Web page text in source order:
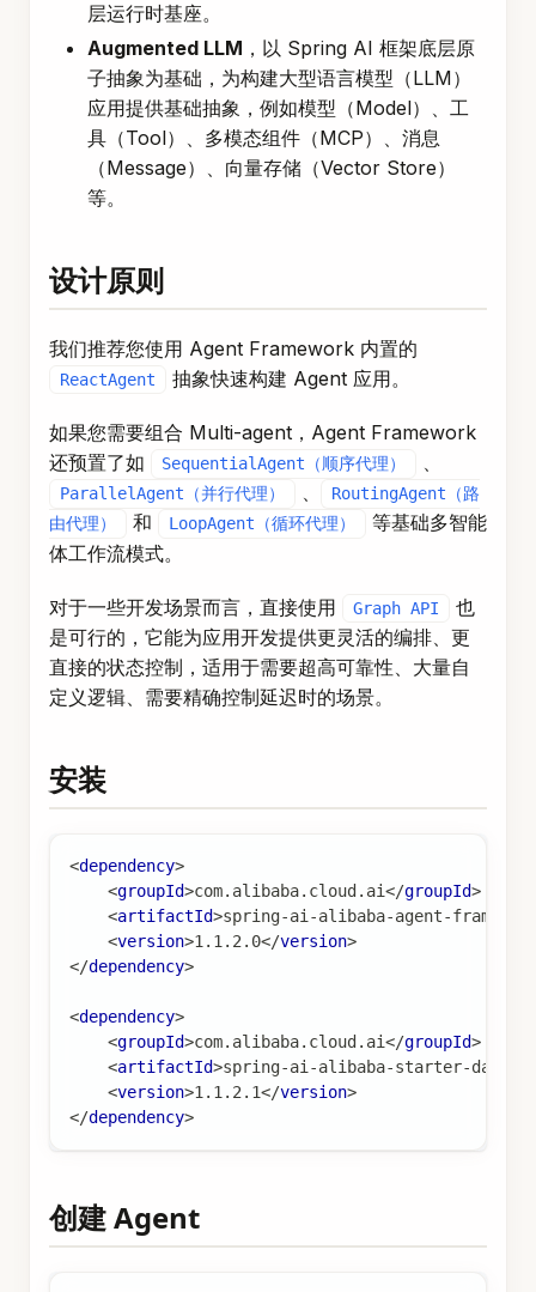
层运行时基座。
Augmented LLM ，以 Spring AI 框架底层原
子抽象为基础，为构建大型语言模型（LLM）
应用提供基础抽象，例如模型（Model）、工
具（Tool）、多模态组件（MCP）、消息
（Message）、向量存储（Vector Store）
等。
设计原则
我们推荐您使用 Agent Framework 内置的
ReactAgent 抽象快速构建 Agent 应用。
如果您需要组合 Multi-agent，Agent Framework
还预置了如
SequentialAgent（顺序代理） 、
ParallelAgent（并行代理） 、
RoutingAgent（路
由代理）
和 LoopAgent（循环代理）
等基础多智能
体工作流模式。
对于一些开发场景而言，直接使用 Graph API
也
是可行的，它能为应用开发提供更灵活的编排、更
直接的状态控制，适用于需要超高可靠性、大量自
定义逻辑、需要精确控制延迟时的场景。
安装
<dependency>
<groupId>com.alibaba.cloud.ai</groupId>
<artifactId>spring-ai-alibaba-agent-
<version>1.1.2.0</version>
</dependency>
<dependency>
<groupId>com.alibaba.cloud.ai</groupId>
<artifactId>spring-ai-alibaba-starter-
<version>1.1.2.1</version>
</dependency>
创建 Agent